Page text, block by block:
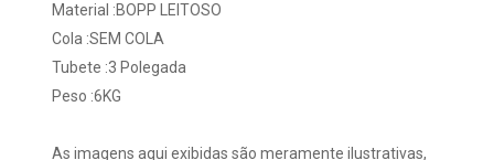
Material :BOPP LEITOSO
Cola :SEM COLA
Tubete :3 Polegada
Peso :6KG
As imagens aqui exibidas são meramente ilustrativas,